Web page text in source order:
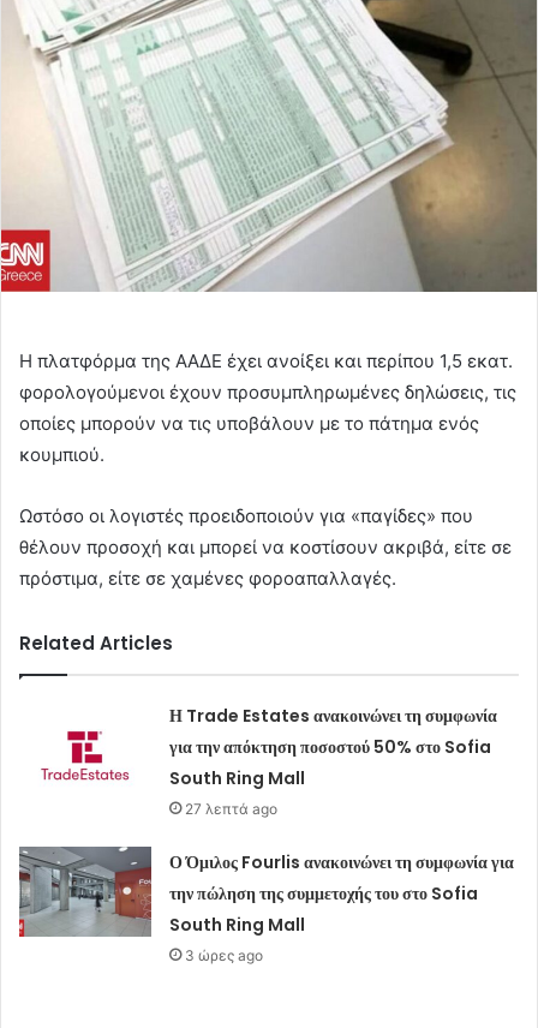
Η πλατφόρμα της ΑΑΔΕ έχει ανοίξει και περίπου 1,5 εκατ.
φορολογούμενοι έχουν προσυμπληρωμένες δηλώσεις, τις
οποίες μπορούν να τις υποβάλουν με το πάτημα ενός
κουμπιού.
Ωστόσο οι λογιστές προειδοποιούν για «παγίδες» που
θέλουν προσοχή και μπορεί να κοστίσουν ακριβά, είτε σε
πρόστιμα, είτε σε χαμένες φοροαπαλλαγές.
Related Articles
Η Trade Estates ανακοινώνει τη συμφωνία
για την απόκτηση ποσοστού 50% στο Sofia
South Ring Mall
27 λεπτά ago
Ο Όμιλος Fourlis ανακοινώνει τη συμφωνία για
την πώληση της συμμετοχής του στο Sofia
South Ring Mall
3 ώρες ago